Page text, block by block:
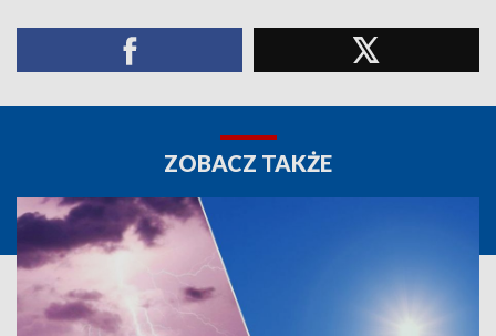
ZOBACZ TAKŻE